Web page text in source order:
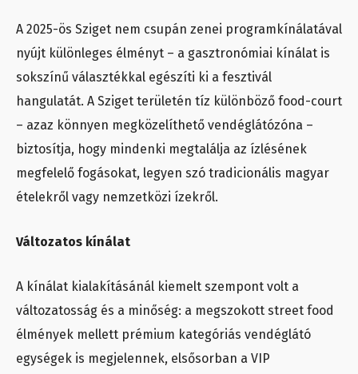
A 2025-ös Sziget nem csupán zenei programkínálatával
nyújt különleges élményt – a gasztronómiai kínálat is
sokszínű választékkal egészíti ki a fesztivál
hangulatát. A Sziget területén tíz különböző food-court
– azaz könnyen megközelíthető vendéglátózóna –
biztosítja, hogy mindenki megtalálja az ízlésének
megfelelő fogásokat, legyen szó tradicionális magyar
ételekről vagy nemzetközi ízekről.
Változatos kínálat
A kínálat kialakításánál kiemelt szempont volt a
változatosság és a minőség: a megszokott street food
élmények mellett prémium kategóriás vendéglátó
egységek is megjelennek, elsősorban a VIP